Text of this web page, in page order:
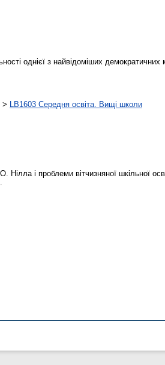
однієї з найвідоміших
> LB1603 Середня освіта. Вищі школи
і проблеми вітчизняної шкільної